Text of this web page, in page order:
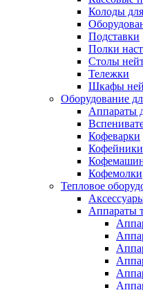
Колоды
Подставки
Полки
Столы
Тележки
Шкафы
Оборудование
Аппараты
Кофеварки
Кофейники
Кофемолки
Тепловое
Аппараты